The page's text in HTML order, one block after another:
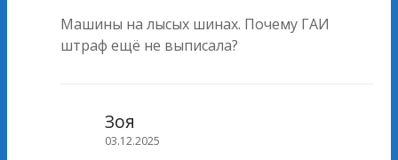
Машины на лысых шинах. Почему ГАИ
штраф ещё не выписала?
Зоя
03.12.2025